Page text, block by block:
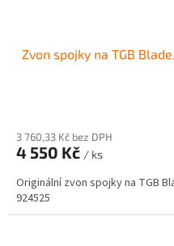
Zvon spojky na TGB
3 760,33 Kč bez DPH
4 550 Kč / ks
Originální zvon spojky na TGB
924525